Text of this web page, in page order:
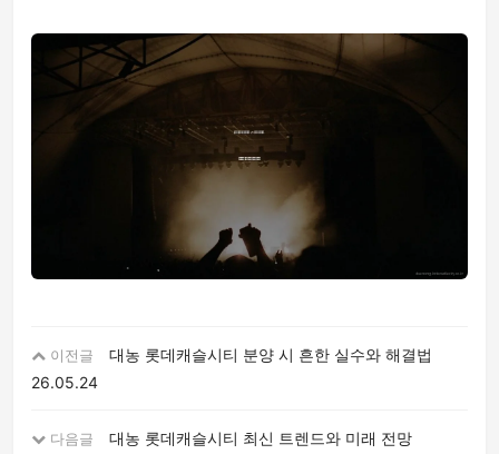
이전글
대농 롯데캐슬시티 분양 시 흔한 실수와 해결법
26.05.24
다음글
대농 롯데캐슬시티 최신 트렌드와 미래 전망